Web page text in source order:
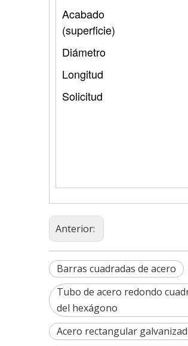
Acabado
(superficie)
Diámetro
Longitud
Solicitud
Anterior:
Barras cuadradas de acero
Tubo de acero redondo
del hexágono
Acero rectangular